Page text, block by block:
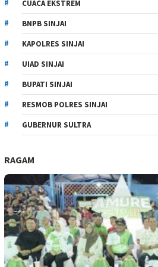
CUACA EKSTREM
BNPB SINJAI
KAPOLRES SINJAI
UIAD SINJAI
BUPATI SINJAI
RESMOB POLRES SINJAI
GUBERNUR SULTRA
RAGAM